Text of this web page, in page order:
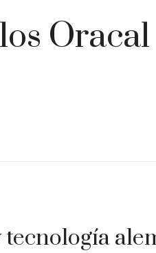
tecnología